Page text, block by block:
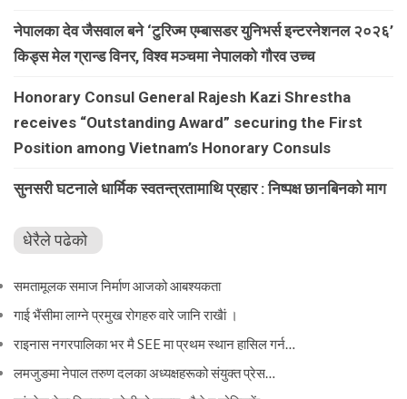
नेपालका देव जैसवाल बने ‘टुरिज्म एम्बासडर युनिभर्स इन्टरनेशनल २०२६’
किड्स मेल ग्रान्ड विनर, विश्व मञ्चमा नेपालको गौरव उच्च
Honorary Consul General Rajesh Kazi Shrestha
receives “Outstanding Award” securing the First
Position among Vietnam’s Honorary Consuls
सुनसरी घटनाले धार्मिक स्वतन्त्रतामाथि प्रहार : निष्पक्ष छानबिनको माग
धेरैले पढेको
समतामूलक समाज निर्माण आजको आबश्यकता
गाई भैंसीमा लाग्ने प्रमुख रोगहरु वारे जानि राखैां ।
राइनास नगरपालिका भर मै SEE मा प्रथम स्थान हासिल गर्न…
लमजुङमा नेपाल तरुण दलका अध्यक्षहरूको संयुक्त प्रेस…